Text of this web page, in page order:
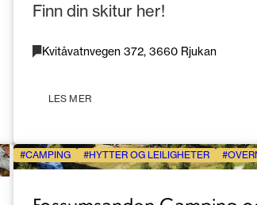
Finn din skitur her!
Kvitåvatnvegen 372, 3660 Rjukan
LES MER
CAMPING HYTTER OG LEILIGHETER